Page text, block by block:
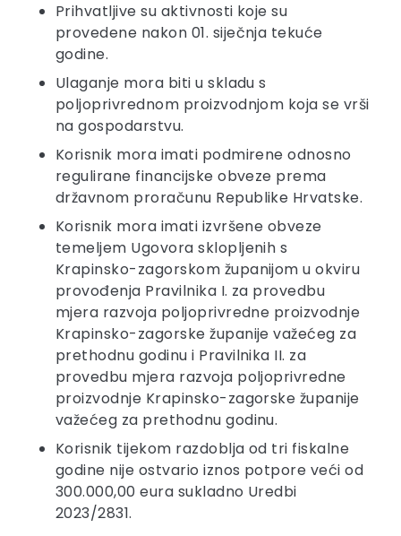
Prihvatljive su aktivnosti koje su
provedene nakon 01. siječnja tekuće
godine.
Ulaganje mora biti u skladu s
poljoprivrednom proizvodnjom koja se vrši
na gospodarstvu.
Korisnik mora imati podmirene odnosno
regulirane financijske obveze prema
državnom proračunu Republike Hrvatske.
Korisnik mora imati izvršene obveze
temeljem Ugovora sklopljenih s
Krapinsko-zagorskom županijom u okviru
provođenja Pravilnika I. za provedbu
mjera razvoja poljoprivredne proizvodnje
Krapinsko-zagorske županije važećeg za
prethodnu godinu i Pravilnika II. za
provedbu mjera razvoja poljoprivredne
proizvodnje Krapinsko-zagorske županije
važećeg za prethodnu godinu.
Korisnik tijekom razdoblja od tri fiskalne
godine nije ostvario iznos potpore veći od
300.000,00 eura sukladno Uredbi
2023/2831.